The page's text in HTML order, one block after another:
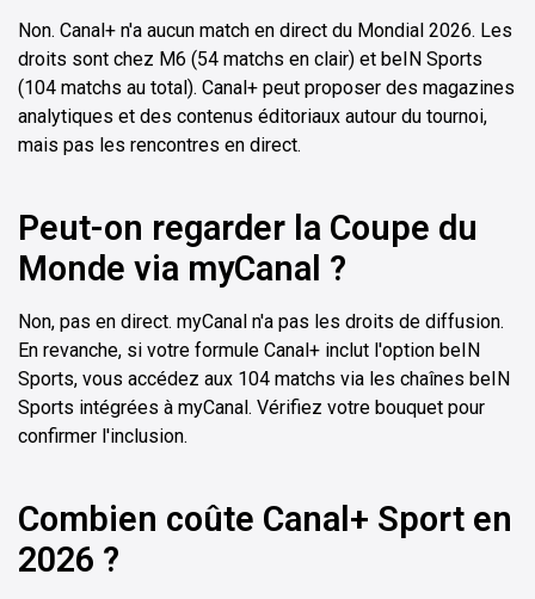
Non. Canal+ n'a aucun match en direct du Mondial 2026. Les
droits sont chez M6 (54 matchs en clair) et beIN Sports
(104 matchs au total). Canal+ peut proposer des magazines
analytiques et des contenus éditoriaux autour du tournoi,
mais pas les rencontres en direct.
Peut-on regarder la Coupe du
Monde via myCanal ?
Non, pas en direct. myCanal n'a pas les droits de diffusion.
En revanche, si votre formule Canal+ inclut l'option beIN
Sports, vous accédez aux 104 matchs via les chaînes beIN
Sports intégrées à myCanal. Vérifiez votre bouquet pour
confirmer l'inclusion.
Combien coûte Canal+ Sport en
2026 ?